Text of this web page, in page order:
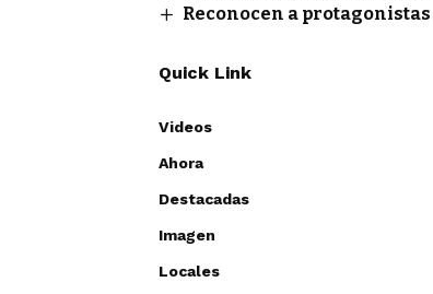
Reconocen a
Quick Link
Videos
Ahora
Destacadas
Imagen
Locales